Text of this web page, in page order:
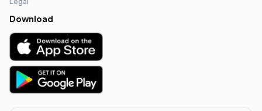
Legal
Download